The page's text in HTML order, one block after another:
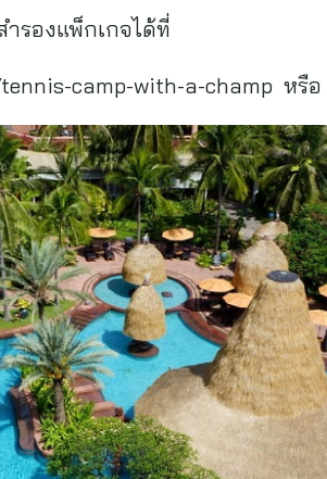
ำรองแพ็กเกจได้ที่
camp-with-a-champ หรือ